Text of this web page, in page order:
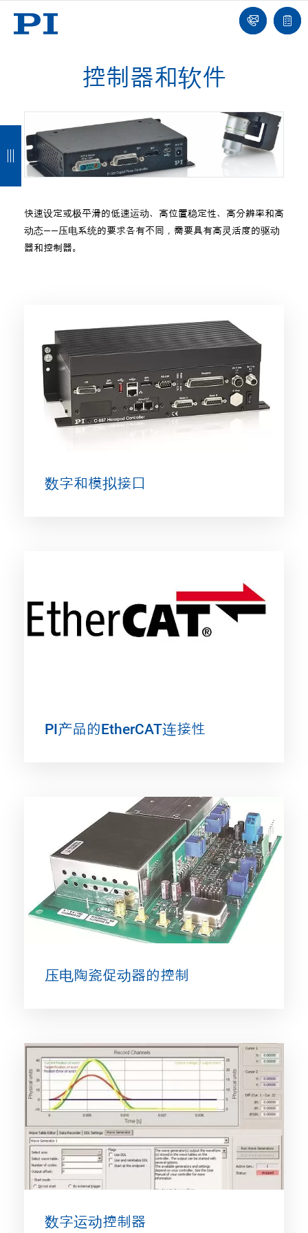
联
系
报
价
们
控制器和软件
快速设定或极平滑的低速运动、高位置稳定性、高分辨率和高
动态——压电系统的要求各有不同，需要具有高灵活度的驱动
器和控制器。
数字和模拟接口
PI产品的EtherCAT连接性
压电陶瓷促动器的控制
数字运动控制器
返
回
返
回
返
回
返
回